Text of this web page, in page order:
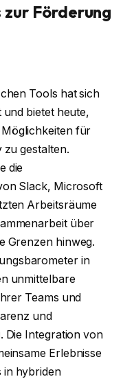
zur Förderung
Tools hat sich
bietet heute,
für
gestalten.
die
Slack, Microsoft
Arbeitsräume
über
Grenzen hinweg.
in
unmittelbare
Teams und
und
Die Integration von
Erlebnisse
in hybriden